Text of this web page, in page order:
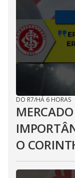
DO R7/HÁ 6 HORAS
O